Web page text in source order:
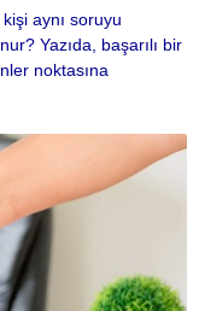
aynı soruyu
Yazıda, başarılı bir
noktasına